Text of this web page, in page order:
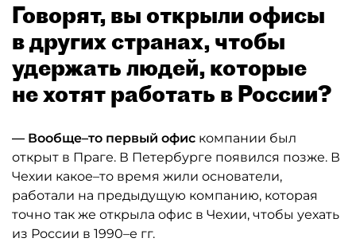
Говорят, вы открыли офисы
в других странах, чтобы
удержать людей, которые
не хотят работать в России?
— Вообще–то первый офис компании был
открыт в Праге. В Петербурге появился позже. В
Чехии какое–то время жили основатели,
работали на предыдущую компанию, которая
точно так же открыла офис в Чехии, чтобы уехать
из России в 1990–е гг.